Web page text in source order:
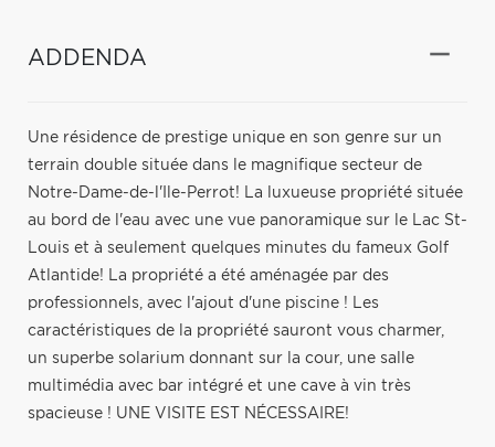
ADDENDA
Une résidence de prestige unique en son genre sur un
terrain double située dans le magnifique secteur de
Notre-Dame-de-l'Ile-Perrot! La luxueuse propriété située
au bord de l'eau avec une vue panoramique sur le Lac St-
Louis et à seulement quelques minutes du fameux Golf
Atlantide! La propriété a été aménagée par des
professionnels, avec l'ajout d'une piscine ! Les
caractéristiques de la propriété sauront vous charmer,
un superbe solarium donnant sur la cour, une salle
multimédia avec bar intégré et une cave à vin très
spacieuse ! UNE VISITE EST NÉCESSAIRE!